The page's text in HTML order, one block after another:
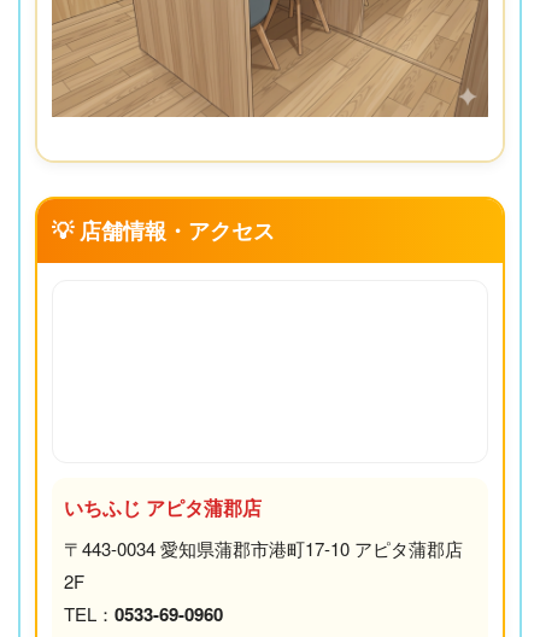
💡 店舗情報・アクセス
いちふじ アピタ蒲郡店
〒443-0034 愛知県蒲郡市港町17-10 アピタ蒲郡店
2F
TEL： 0533-69-0960